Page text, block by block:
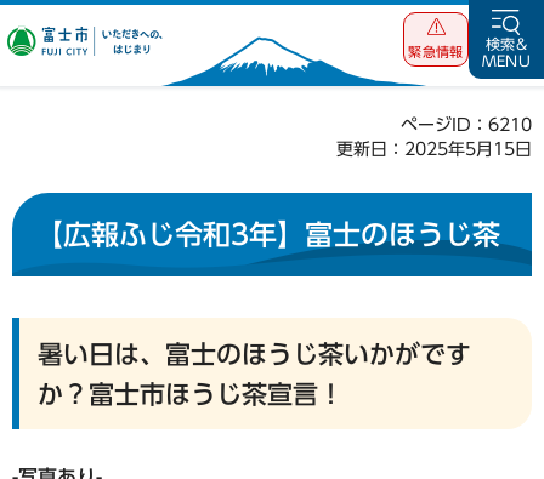
富士市 いただ
緊急情報
検索&
MENU
ページID：6210
更新日：2025年5月15日
【広報ふじ令和3年】富士のほうじ茶
暑い日は、富士のほうじ茶いかがです
か？富士市ほうじ茶宣言！